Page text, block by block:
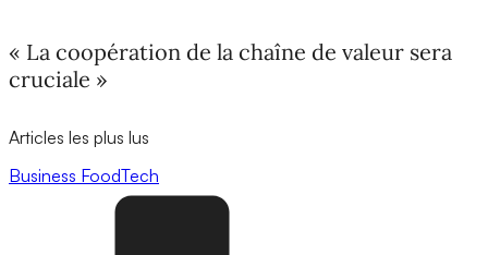
« La coopération de la chaîne de valeur sera
cruciale »
Articles les plus lus
Business FoodTech